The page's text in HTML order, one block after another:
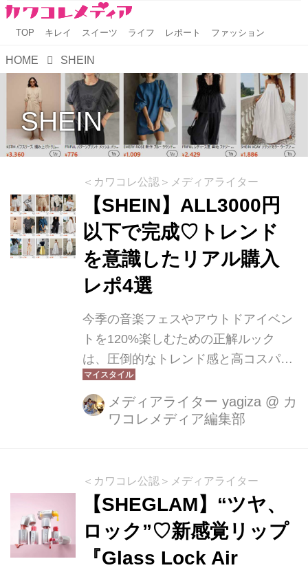
TOP キレイ スイーツ ライフ レポート ファッション
HOME SHEIN
SHEIN
＜カワコレ公認＞メディアライター
【SHEIN】ALL3000円
以下で完成♡トレンド
を意識したリアル購入
レポ4選
今季の音楽フェスやアウトドアイベン
トを120%楽しむための正解ルック
は、圧倒的なトレンド感と高コスパを
両立できる「SHEIN（シーイン）」で
賢く揃えるのが最適解です。前回のト
レンド予測で大反響を呼んだ4つのキ
ート。周りと差がつく最旬スタイル
で“最高の自分”にアップデートしませ
メディアライター yagiza @ カ
ワコレメディア編集部
＜カワコレ公認＞メディアライター
【SHEGLAM】“ツヤ、
ロック”♡新感覚リップ
『Glass Lock Air